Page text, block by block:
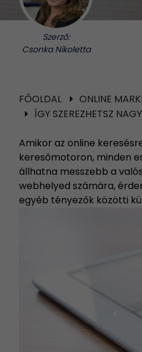
Szerző:
Csonka Nikoletta
FŐOLDAL ONLINE
ÍGY SZEREZHETSZ
Amikor az online
keresőmotoron, minden
állhatna messzebb a
webhelyed számára,
egyéb tényezők közötti